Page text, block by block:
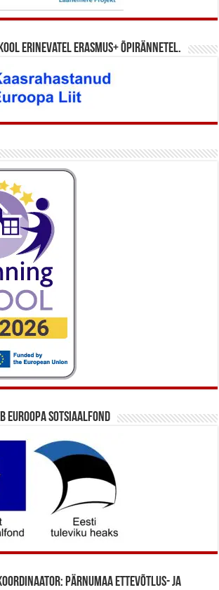
erinevatel Erasmus+ õpirännetel.
Euroopa Sotsiaalfond
Pärnumaa Ettevõtlus- ja